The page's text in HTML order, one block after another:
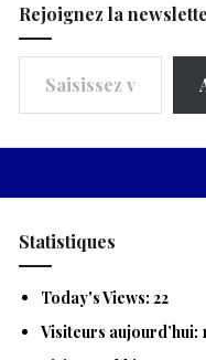
Rejoignez la
Saisissez votre adresse e-mail…
Statistiques
Today's Views: 22
Visiteurs aujourd’hui: